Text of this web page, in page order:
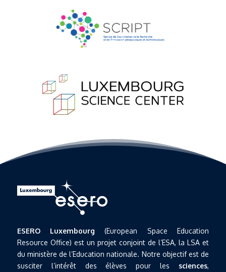
ESERO Luxembourg (European Space Education
Resource Office) est un projet conjoint de l’ESA, la LSA et
du ministère de l’Education nationale. Notre objectif est de
susciter l’intérêt des élèves pour les sciences,